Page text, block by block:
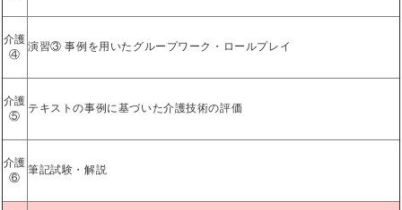
介護
④
演習③ 事例を用いたグループワーク・ロールプレイ
介護
⑤
テキストの事例に基づいた介護技術の評価
介護
⑥
筆記試験・解説